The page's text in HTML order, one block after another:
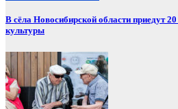
В сёла Новосибирской области приедут
культуры